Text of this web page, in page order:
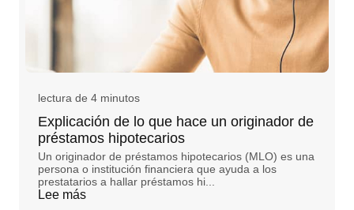
lectura de 4 minutos
Explicación de lo que hace un originador de
préstamos hipotecarios
Un originador de préstamos hipotecarios (MLO) es una
persona o institución financiera que ayuda a los
prestatarios a hallar préstamos hi...
Lee más